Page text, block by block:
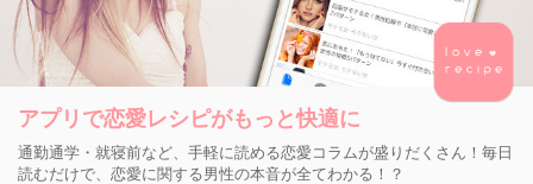
アプリで恋愛レシピがもっと快適に
通勤通学・就寝前など、手軽に読める恋愛コラムが盛りだくさん！毎日
読むだけで、恋愛に関する男性の本音が全てわかる！？